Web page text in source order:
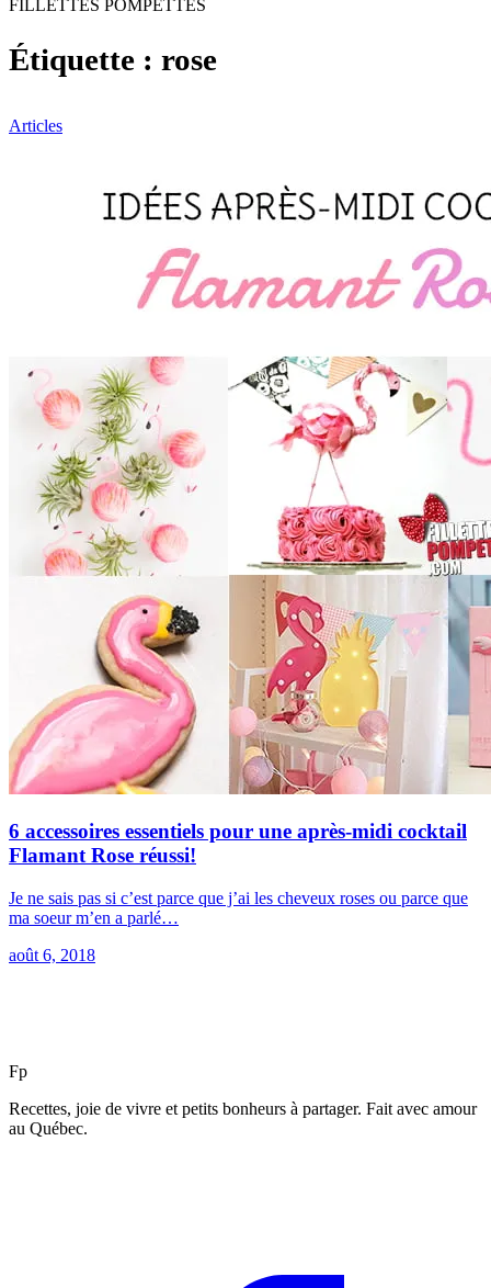
FILLETTES POMPETTES
Étiquette : rose
Articles
6 accessoires essentiels pour une après-midi cocktail
Flamant Rose réussi!
Je ne sais pas si c’est parce que j’ai les cheveux roses ou parce que
ma soeur m’en a parlé…
août 6, 2018
Fp
Recettes, joie de vivre et petits bonheurs à partager. Fait avec amour
au Québec.